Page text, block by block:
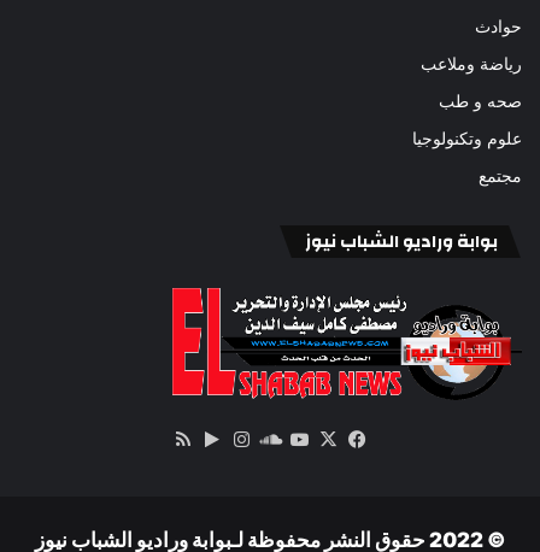
حوادث
رياضة وملاعب
صحه و طب
علوم وتكنولوجيا
مجتمع
بوابة وراديو الشباب نيوز
فيسبوك
‫X
‫YouTube
ساوندانستقرام‏Google
© 2022 حقوق النشر محفوظة لـبوابة وراديو الشباب نيوز